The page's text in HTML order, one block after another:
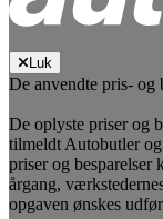
Luk
De anvendte pris- og
De oplyste priser og
tilmeldt Autobutler
priser og
årgang,
opgaven ønskes